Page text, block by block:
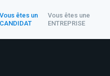
Vous êtes un
CANDIDAT
Vous êtes une
ENTREPRISE